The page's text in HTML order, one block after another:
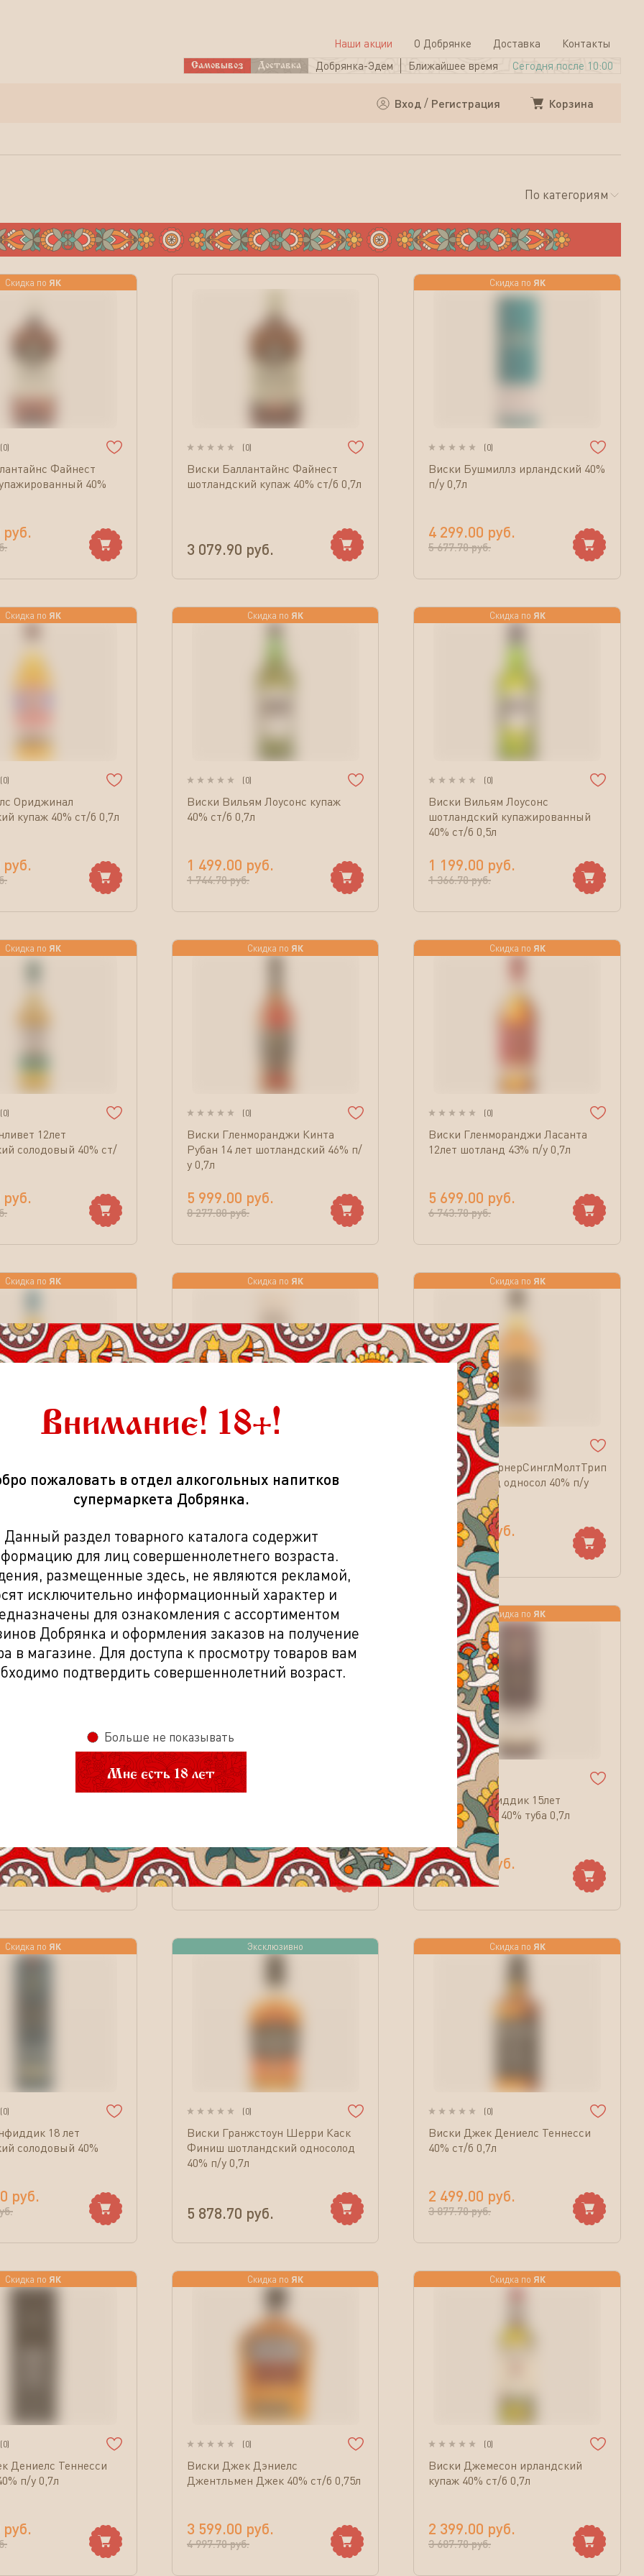
Наши акции О Добрянке Доставка Контакты
Самовывоз Доставка Добрянка-Эдем Ближайшее время Сегодня после 10:00
Вход / Регистрация Корзина
По категориям
Скидка по ЯК
(0)
Файнест
40%
руб.
(0)
Виски Баллантайнс Файнест
шотландский купаж 40% ст/б 0,7л
3 079.90 руб.
Скидка по ЯК
(0)
Виски Бушмиллз ирландский 40%
п/у 0,7л
4 299.00 руб.
5 677.70руб.
Скидка по ЯК
(0)
Ориджинал
купаж 40% ст/б 0,7л
руб.
Скидка по ЯК
(0)
Виски Вильям Лоусонс купаж
40% ст/б 0,7л
1 499.00 руб.
1 744.70руб.
Скидка по ЯК
(0)
Виски Вильям Лоусонс
шотландский купажированный
40% ст/б 0,5л
1 199.00 руб.
1 366.70руб.
Скидка по ЯК
(0)
12лет
солодовый 40% ст/
руб.
Скидка по ЯК
(0)
Виски Гленморанджи Кинта
Рубан 14 лет шотландский 46% п/
у 0,7л
5 999.00 руб.
8 277.80руб.
Скидка по ЯК
(0)
Виски Гленморанджи Ласанта
12лет шотланд 43% п/у 0,7л
5 699.00 руб.
6 743.70руб.
Скидка по ЯК
40% п/у 0,7л
руб.
Скидка по ЯК
шотландский 46% п/у 0,7л
6 099.00руб.
7 033.70руб.
Скидка по ЯК
(0)
ВискиГленТернерСинглМолтТрипл
Каск шотланд односол 40% п/у
3 899.00руб.
4 879.70руб.
Скидка поЯК
руб.
Скидка поЯК
(0
5 499.00руб.
8 697.70руб.
Скидка по ЯК
0)
Виски Гленфиддик 15лет
шотландский 40% туба 0,7л
7 899.00руб.
12 777.90руб.
Скидка по ЯК
(0)
18 лет
солодовый 40%
руб.
Эксклюзивно
(0)
Виски Гранжстоун Шерри Каск
Финиш шотландский односолод
40% п/у 0,7л
5 878.70 руб.
Скидка по ЯК
(0)
Виски Джек Дениелс Теннесси
40% ст/б 0,7л
2 499.00 руб.
3 877.70руб.
Скидка по ЯК
(0)
Дениелс Теннесси
п/у 0,7л
руб.
Скидка по ЯК
(0)
Виски Джек Дэниелс
Джентльмен Джек 40% ст/б 0,75л
3 599.00 руб.
4 997.70руб.
Скидка по ЯК
(0)
Виски Джемесон ирландский
купаж 40% ст/б 0,7л
2 399.00 руб.
3 687.70руб.
Внимание! 18+!
пожаловать в отдел алкогольных напитков
супермаркета Добрянка.
Данный раздел товарного каталога содержит
для лиц совершеннолетнего возраста.
размещенные здесь, не являются рекламой,
исключительно информационный характер и
для ознакомления с ассортиментом
Добрянка и оформления заказов на получение
в магазине. Для доступа к просмотру товаров вам
подтвердить совершеннолетний возраст.
Больше не показывать
Мне есть 18 лет